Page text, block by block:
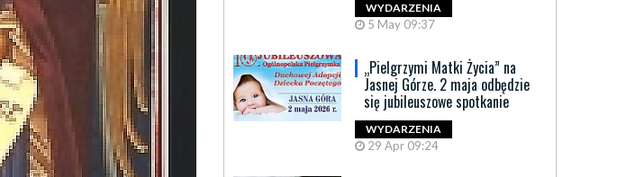
WYDARZENIA
5 May 09:37
„Pielgrzymi Matki Życia” na
Jasnej Górze. 2 maja odbędzie
się jubileuszowe spotkanie
WYDARZENIA
29 Apr 09:24